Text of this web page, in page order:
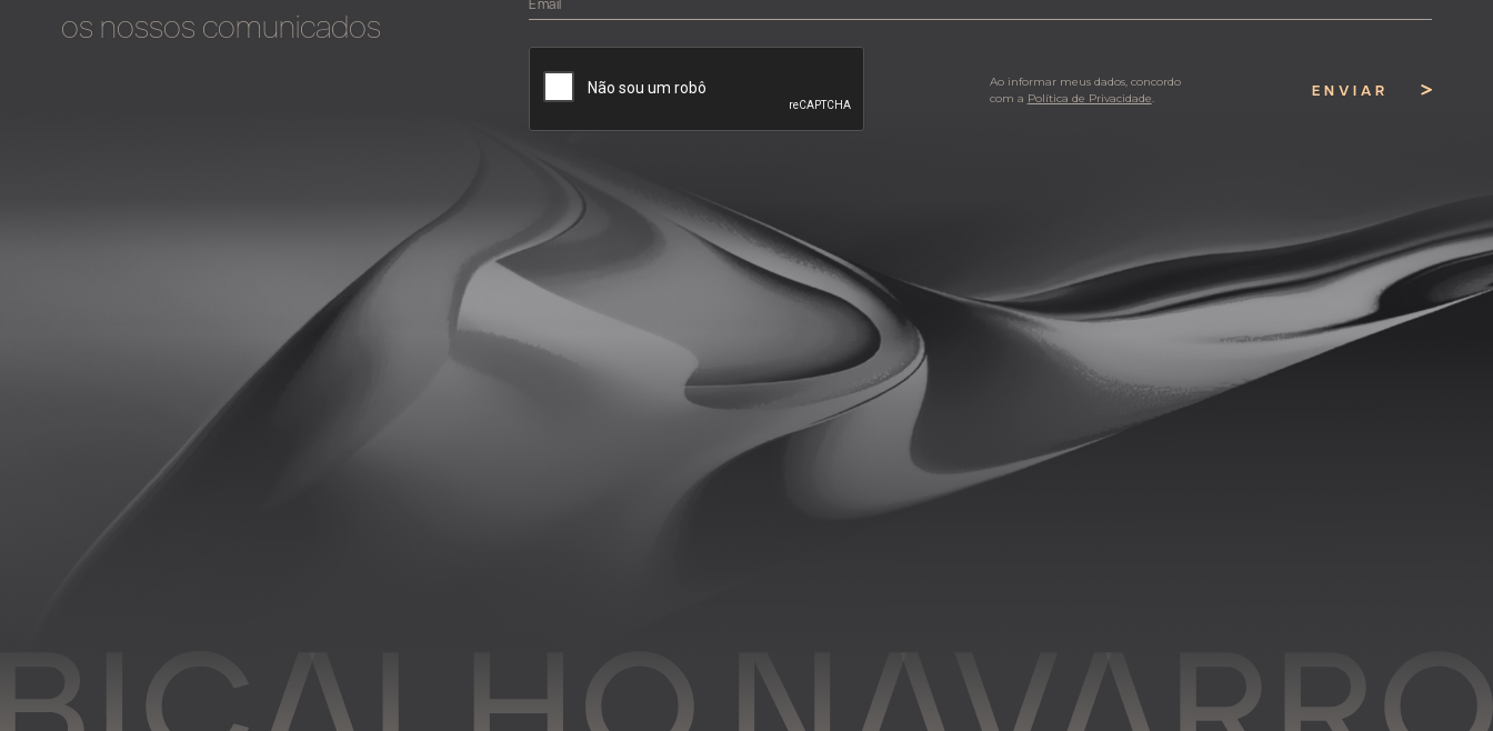
os nossos comunicados
Ao informar meus dados, concordo
com a Política de Privacidade. ENVIAR